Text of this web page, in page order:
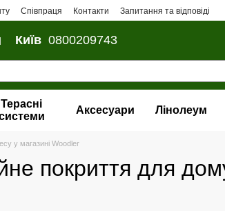
Співпраця Контакти Запитання та відповіді
Київ 0800209743
Терасні
Аксесуари Лінолеум
у магазині Woodler
покриття для